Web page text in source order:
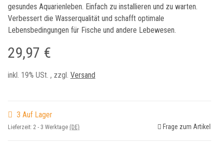
gesundes Aquarienleben. Einfach zu installieren und zu warten.
Verbessert die Wasserqualität und schafft optimale
Lebensbedingungen für Fische und andere Lebewesen.
29,97 €
inkl. 19% USt. , zzgl. Versand
3 Auf Lager
Lieferzeit: 2 - 3 Werktage (DE) Frage zum Artikel